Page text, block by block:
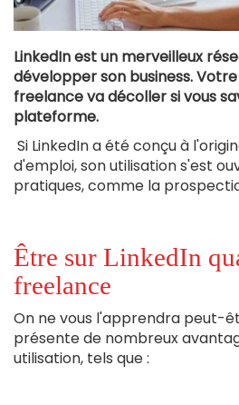
LinkedIn est un merveilleux
développer son business.
freelance va décoller si vous
plateforme.
Si LinkedIn a été conçu à
d'emploi, son utilisation s'est
pratiques, comme la
Être sur LinkedIn
freelance
On ne vous l'apprendra peut-
présente de nombreux
utilisation, tels que :